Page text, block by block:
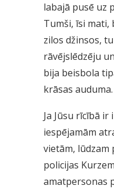
labajā pusē uz
Tumši, īsi mati,
zilos džinsos,
rāvējslēdzēju
bija beisbola
krāsas
Ja Jūsu rīcībā
iespējamām
vietām,
policijas
amatpersonas